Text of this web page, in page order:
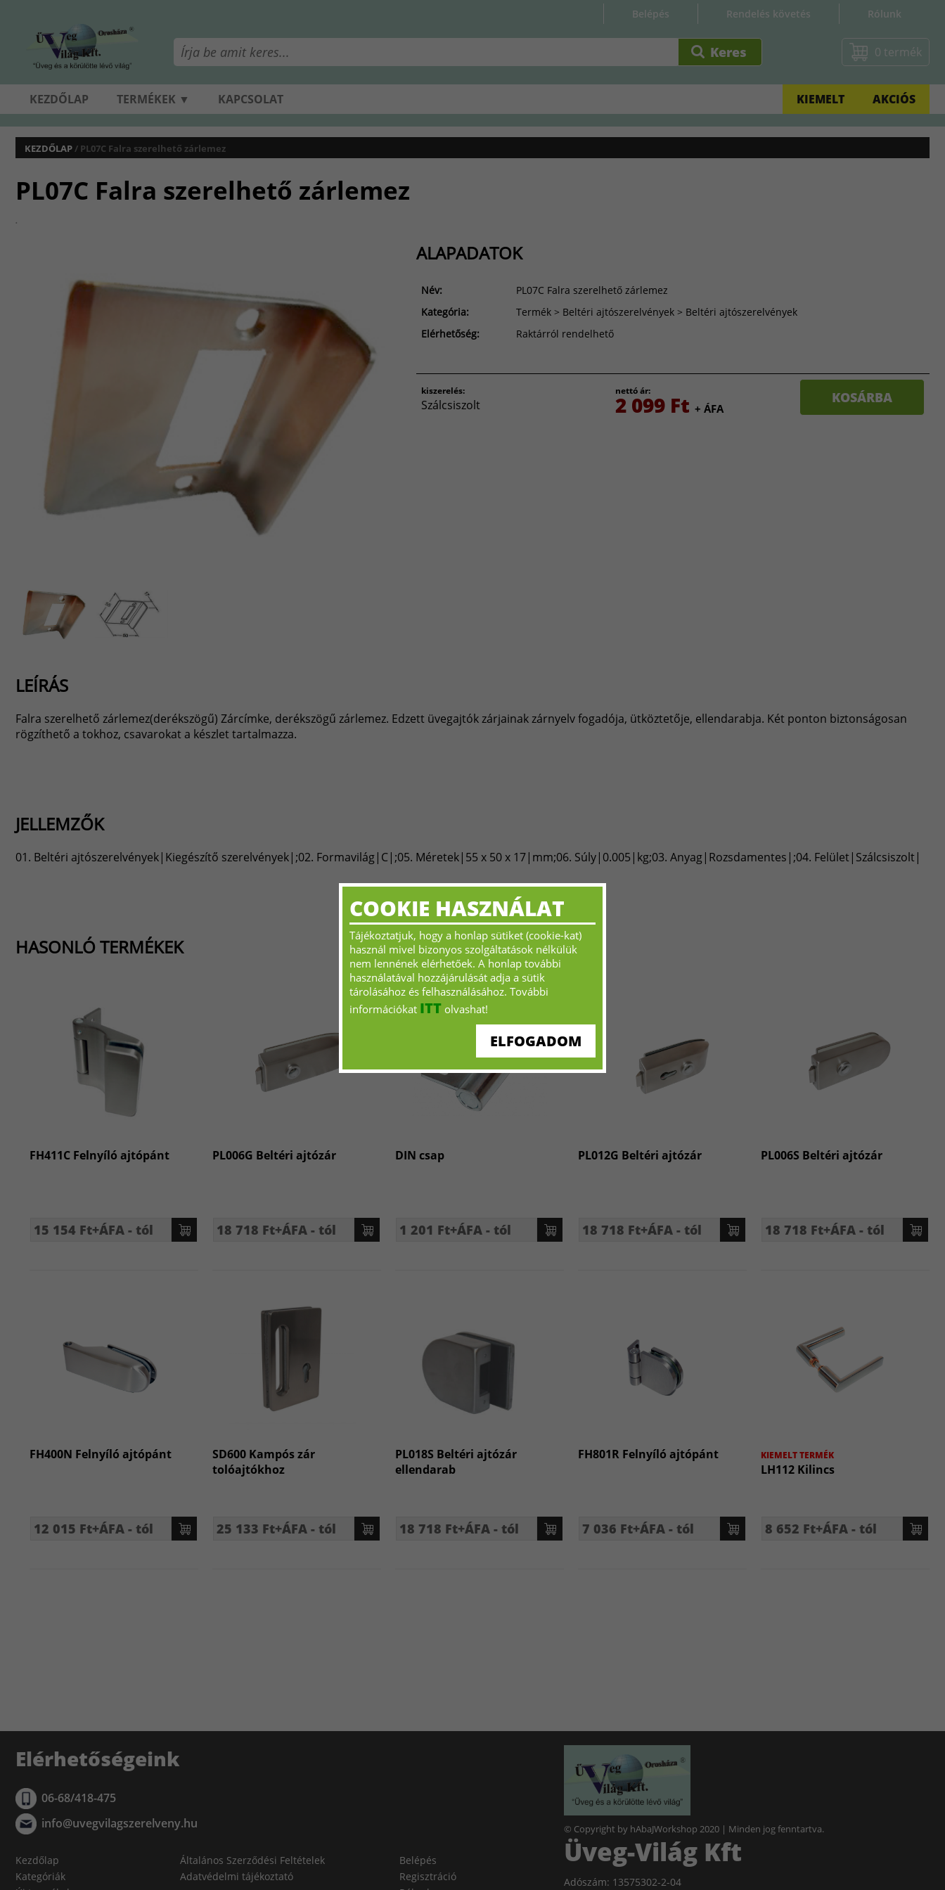
Rólunk
Rendelés követés
Belépés
0 termék
KEZDŐLAP TERMÉKEK ▼ KAPCSOLAT AKCIÓS
KIEMELT
KEZDŐLAP/ PL07C Falra szerelhető zárlemez
PL07C Falra szerelhető zárlemez
.
ALAPADATOK
Név:
PL07C Falra szerelhető zárlemez
Kategória:
Termék > Beltéri ajtószerelvények > Beltéri ajtószerelvények
Elérhetőség:
Raktárról rendelhető
kiszerelés:
Szálcsiszolt
nettó ár:
2 099 Ft + ÁFA
KOSÁRBA
LEÍRÁS
Falra szerelhető zárlemez(derékszögű) Zárcímke, derékszögű zárlemez. Edzett üvegajtók zárjainak zárnyelv fogadója, ütköztetője, ellendarabja. Két ponton biztonságosan
rögzíthető a tokhoz, csavarokat a készlet tartalmazza.
JELLEMZŐK
01. Beltéri ajtószerelvények|Kiegészítő szerelvények|;02. Formavilág|C|;05. Méretek|55 x 50 x 17|mm;06. Súly|0.005|kg;03. Anyag|Rozsdamentes|;04. Felület|Szálcsiszolt|
HASONLÓ TERMÉKEK
FH411C Felnyíló ajtópánt
15 154 Ft+ÁFA - tól
PL006G Beltéri ajtózár
18 718 Ft+ÁFA - tól
DIN csap
1 201 Ft+ÁFA - tól
PL012G Beltéri ajtózár
18 718 Ft+ÁFA - tól
PL006S Beltéri ajtózár
18 718 Ft+ÁFA - tól
FH400N Felnyíló ajtópánt
12 015 Ft+ÁFA - tól
SD600 Kampós zár
tolóajtókhoz
25 133 Ft+ÁFA - tól
PL018S Beltéri ajtózár
ellendarab
18 718 Ft+ÁFA - tól
FH801R Felnyíló ajtópánt
7 036 Ft+ÁFA - tól
KIEMELT TERMÉK
LH112 Kilincs
8 652 Ft+ÁFA - tól
Elérhetőségeink
06-68/418-475
info@uvegvilagszerelveny.hu
Kezdőlap
Kategóriák
Általános Szerződési Feltételek
Adatvédelmi tájékoztató
Belépés
Regisztráció
© Copyright by hAbaJWorkshop 2020 | Minden jog fenntartva.
Üveg-Világ Kft
Adószám: 13575302-2-04
COOKIE HASZNÁLAT
Tájékoztatjuk, hogy a honlap sütiket (cookie-kat)
használ mivel bizonyos szolgáltatások nélkülük
nem lennének elérhetőek. A honlap további
használatával hozzájárulását adja a sütik
tárolásához és felhasználásához. További
információkat ITT olvashat!
ELFOGADOM